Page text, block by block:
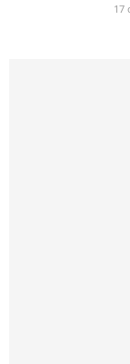
17